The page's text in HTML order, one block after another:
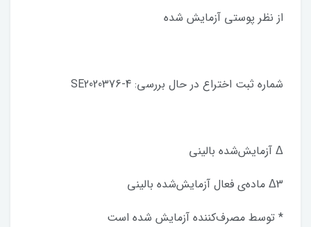
از نظر پوستی آزمایش شده
شماره ثبت اختراع در حال بررسی: SE2020376-4
Δ آزمایش‌شده بالینی
Δ3 ماده‌ی فعال آزمایش‌شده بالینی
* توسط مصرف‌کننده آزمایش شده است